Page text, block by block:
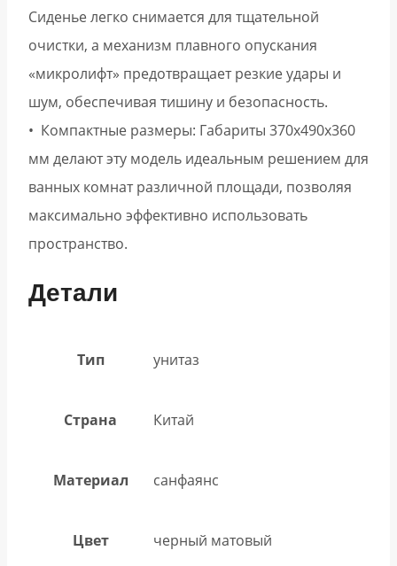
Сиденье легко снимается для тщательной
очистки, а механизм плавного опускания
«микролифт» предотвращает резкие удары и
шум, обеспечивая тишину и безопасность.
• Компактные размеры: Габариты 370х490х360
мм делают эту модель идеальным решением для
ванных комнат различной площади, позволяя
максимально эффективно использовать
пространство.
Детали
Тип унитаз
Страна Китай
Материал санфаянс
Цвет черный матовый